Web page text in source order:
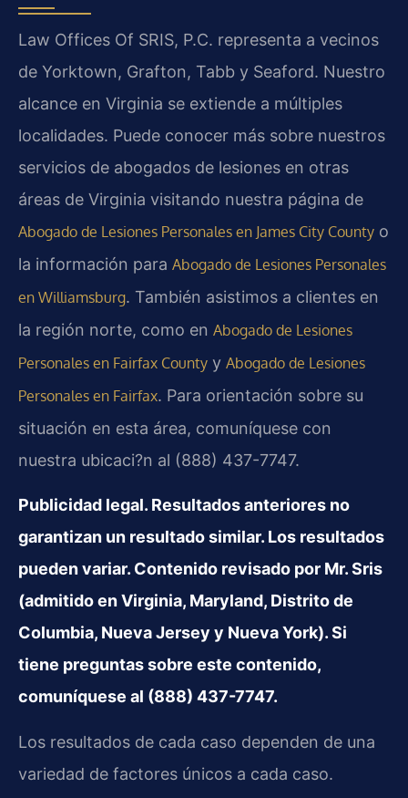
Law Offices Of SRIS, P.C. representa a vecinos
de Yorktown, Grafton, Tabb y Seaford. Nuestro
alcance en Virginia se extiende a múltiples
localidades. Puede conocer más sobre nuestros
servicios de abogados de lesiones en otras
áreas de Virginia visitando nuestra página de
Abogado de Lesiones Personales en James City County o
la información para Abogado de Lesiones Personales
en Williamsburg. También asistimos a clientes en
la región norte, como en Abogado de Lesiones
Personales en Fairfax County y Abogado de Lesiones
Personales en Fairfax. Para orientación sobre su
situación en esta área, comuníquese con
nuestra ubicaci?n al (888) 437-7747.
Publicidad legal. Resultados anteriores no
garantizan un resultado similar. Los resultados
pueden variar. Contenido revisado por Mr. Sris
(admitido en Virginia, Maryland, Distrito de
Columbia, Nueva Jersey y Nueva York). Si
tiene preguntas sobre este contenido,
comuníquese al (888) 437-7747.
Los resultados de cada caso dependen de una
variedad de factores únicos a cada caso.